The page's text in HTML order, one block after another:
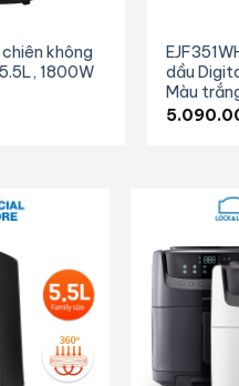
không
1800W
dầu
Màu